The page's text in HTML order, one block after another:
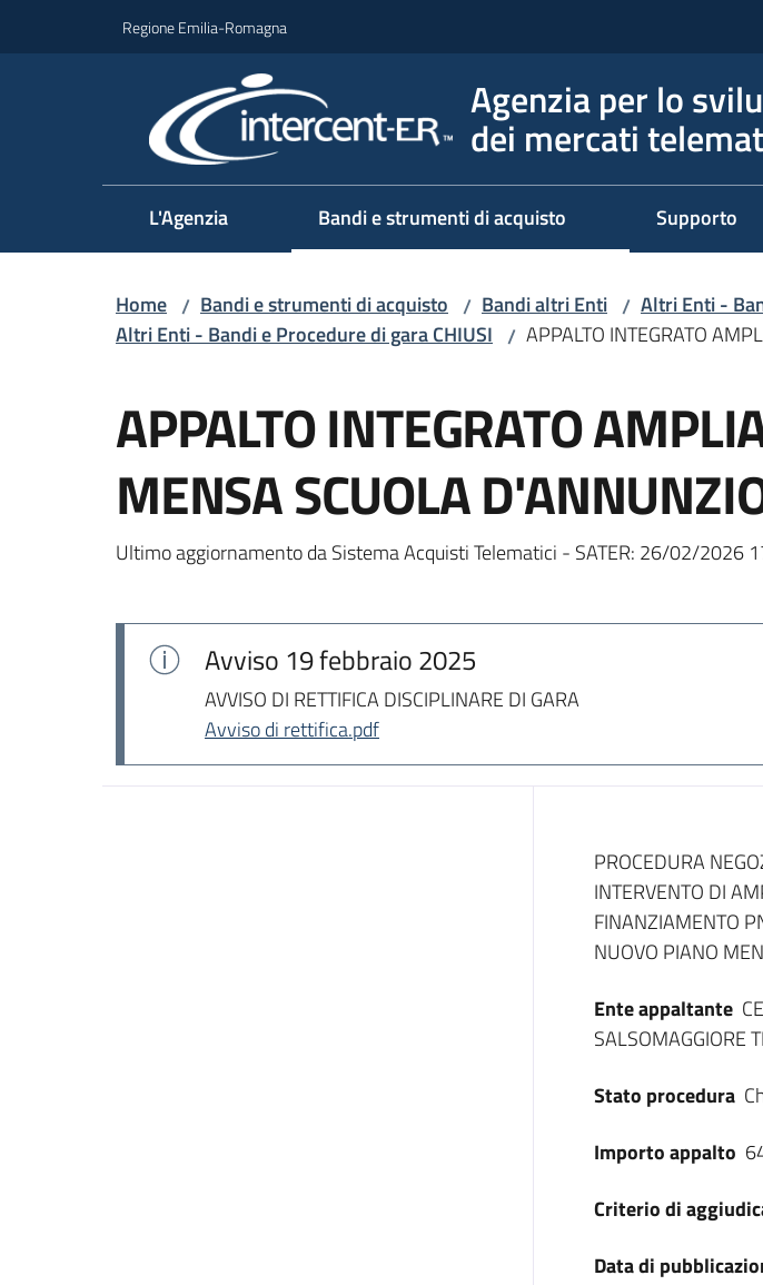
Regione Emilia-Romagna
Agenzia per lo
dei mercati
L'Agenzia Bandi e strumenti di acquisto Supporto
Home / Bandi e strumenti di acquisto / Bandi altri Enti / Altri Enti -
Altri Enti - Bandi e Procedure di gara CHIUSI / APPALTO INTEGRATO
APPALTO INTEGRATO
MENSA SCUOLA
Ultimo aggiornamento da Sistema Acquisti Telematici - SATER: 26/02/2026
Avviso 19 febbraio 2025
AVVISO DI RETTIFICA DISCIPLINARE DI GARA
Avviso di rettifica.pdf
Dati del
PROCEDURA
INTERVENTO DI
FINANZIAMENTO
NUOVO PIANO
Ente appaltante
SALSOMAGGIORE
Stato procedura
Importo appalto
Criterio di
Data di